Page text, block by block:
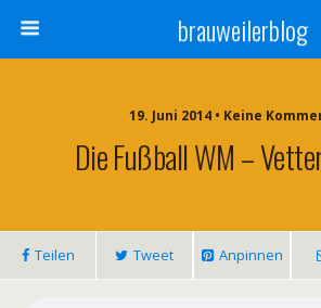
brauweilerblog
19. Juni 2014 • Keine
Die Fußball WM –
Teilen Tweet Anpinnen